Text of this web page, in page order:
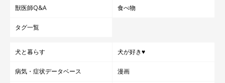
獣医師Q&A 食べ物
タグ一覧
犬と暮らす 犬が好き♥
病気・症状データベース 漫画